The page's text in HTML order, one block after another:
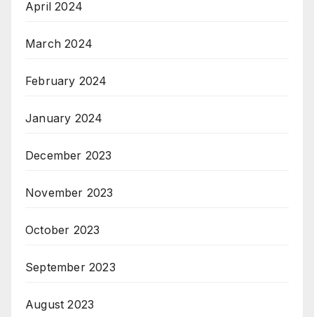
April 2024
March 2024
February 2024
January 2024
December 2023
November 2023
October 2023
September 2023
August 2023